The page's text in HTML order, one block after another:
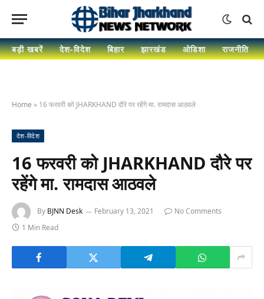
बड़ी खबरें देश-विदेश बिहार झारखंड ओडिशा राजनीति
Home » 16 फरवरी को JHARKHAND दौरे पर रहेंगे मा. रामदास आठवले
देश-विदेश
16 फरवरी को JHARKHAND दौरे पर
रहेंगे मा. रामदास आठवले
By BJNN Desk February 13, 2021
No Comments
1 Min Read